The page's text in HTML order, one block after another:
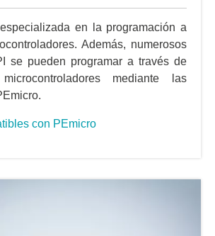
en la programación a
Además, numerosos
se pueden programar a través de
mediante las
con PEmicro